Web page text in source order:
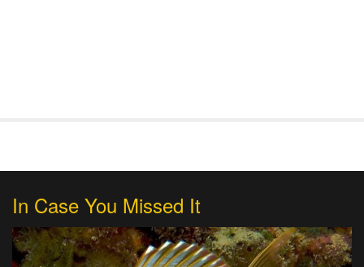
In Case You Missed It